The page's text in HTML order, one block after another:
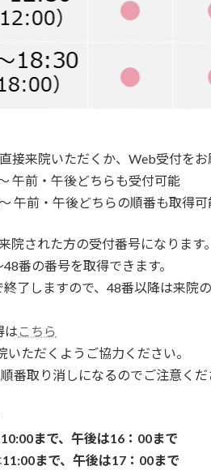
接来院いただくか、Web受付をお
午前・午後どちらも受付可能
午前・午後どちらの順番も取得可
院された方の受付番号になります。
番の番号を取得できます。
了しますので、48番以降は来院の
は こちら
ただくようご協力ください。
番取り消しになるのでご注意くだ
10:00まで、午後は16：00まで
11:00まで、午後は17：00まで